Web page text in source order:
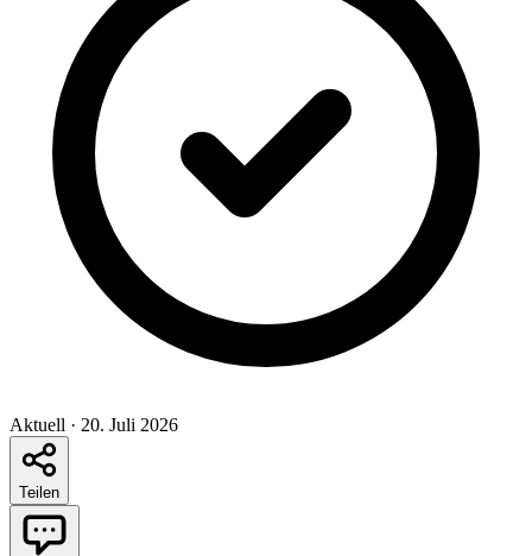
Aktuell · 20. Juli 2026
Teilen